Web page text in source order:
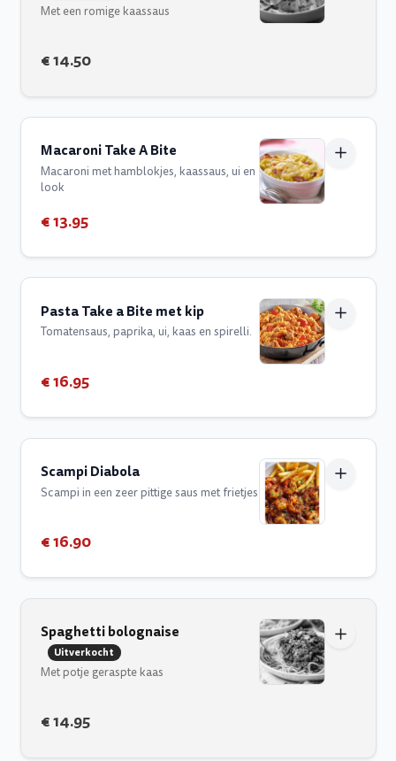
Met een romige kaassaus
€ 14.50
Macaroni Take A Bite
Macaroni met hamblokjes, kaassaus, ui en
look
€ 13.95
Pasta Take a Bite met kip
Tomatensaus, paprika, ui, kaas en spirelli.
€ 16.95
Scampi Diabola
Scampi in een zeer pittige saus met frietjes
€ 16.90
Spaghetti bolognaise
Uitverkocht
Met potje geraspte kaas
€ 14.95